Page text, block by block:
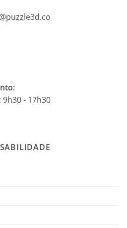
- 17h30